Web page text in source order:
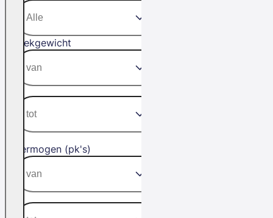
Trekgewicht
Vermogen (pk's)